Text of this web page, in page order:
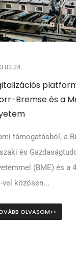
Bremse és a
támogatásból, a
és
(BME) és a
vel közösen...
OLVASOM>>